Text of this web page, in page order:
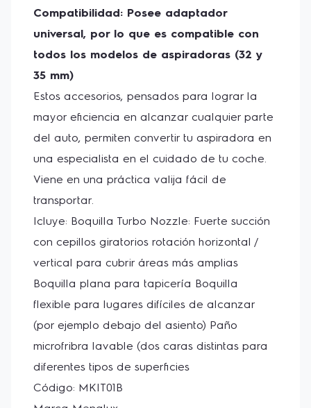
Compatibilidad: Posee adaptador
universal, por lo que es compatible con
todos los modelos de aspiradoras (32 y
35 mm)
Estos accesorios, pensados para lograr la
mayor eficiencia en alcanzar cualquier parte
del auto, permiten convertir tu aspiradora en
una especialista en el cuidado de tu coche.
Viene en una práctica valija fácil de
transportar.
Icluye: Boquilla Turbo Nozzle: Fuerte succión
con cepillos giratorios rotación horizontal /
vertical para cubrir áreas más amplias
Boquilla plana para tapicería Boquilla
flexible para lugares difíciles de alcanzar
(por ejemplo debajo del asiento) Paño
microfribra lavable (dos caras distintas para
diferentes tipos de superficies
Código: MKIT01B